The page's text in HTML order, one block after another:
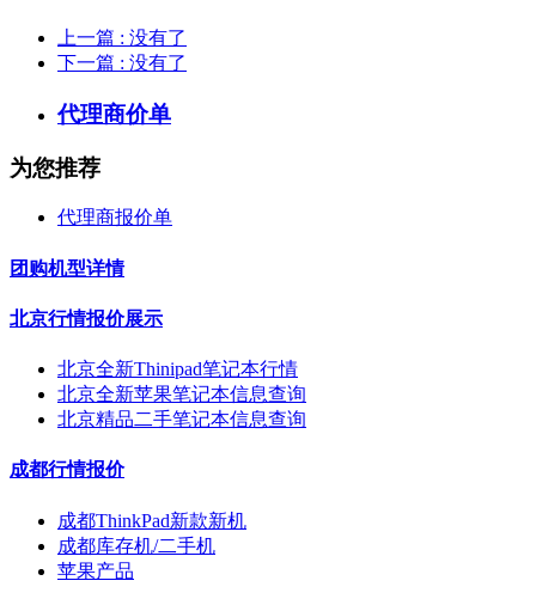
上一篇 : 没有了
下一篇 : 没有了
代理商价单
为您推荐
代理商报价单
团购机型详情
北京行情报价展示
北京全新Thinipad笔记本行情
北京全新苹果笔记本信息查询
北京精品二手笔记本信息查询
成都行情报价
成都ThinkPad新款新机
成都库存机/二手机
苹果产品